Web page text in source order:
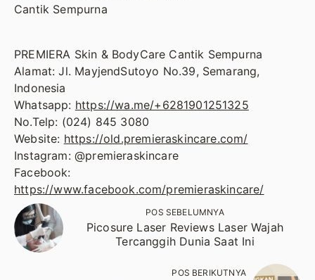
Cantik Sempurna
PREMIERA Skin & BodyCare Cantik Sempurna
Alamat: Jl. MayjendSutoyo No.39, Semarang,
Indonesia
Whatsapp: https://wa.me/+6281901251325
No.Telp: (024) 845 3080
Website: https://old.premieraskincare.com/
Instagram: @premieraskincare
Facebook:
https://www.facebook.com/premieraskincare/
POS SEBELUMNYA
Picosure Laser Reviews Laser Wajah
Tercanggih Dunia Saat Ini
POS BERIKUTNYA